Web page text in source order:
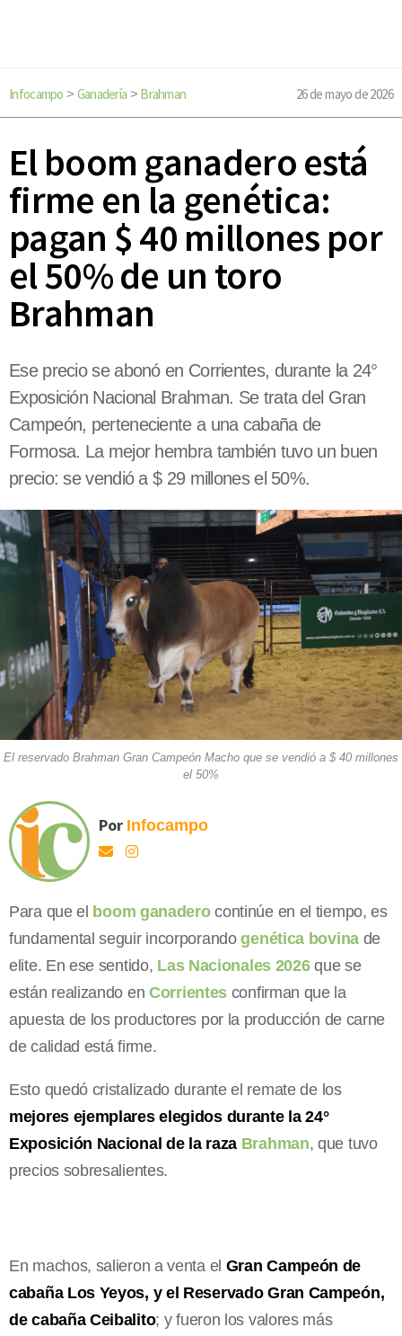
Infocampo > Ganadería > Brahman 26 de mayo de 2026
El boom ganadero está
firme en la genética:
pagan $ 40 millones por
el 50% de un toro
Brahman
Ese precio se abonó en Corrientes, durante la 24°
Exposición Nacional Brahman. Se trata del Gran
Campeón, perteneciente a una cabaña de
Formosa. La mejor hembra también tuvo un buen
precio: se vendió a $ 29 millones el 50%.
El reservado Brahman Gran Campeón Macho que se vendió a $ 40 millones
el 50%
Por Infocampo
Para que el boom ganaderocontinúe en el tiempo, es
fundamental seguir incorporandogenética bovinade
elite. En ese sentido, Las Nacionales 2026que se
están realizando en Corrientes confirman que la
apuesta de los productores por la producción de carne
de calidad está firme.
Esto quedó cristalizado durante el remate de los
mejores ejemplares elegidos durante la 24°
Exposición Nacional de la raza Brahman, que tuvo
precios sobresalientes.
En machos, salieron a venta el Gran Campeón de
cabaña Los Yeyos, y el Reservado Gran Campeón,
de cabaña Ceibalito; y fueron los valores más